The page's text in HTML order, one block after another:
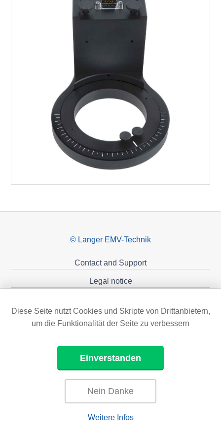
© Langer EMV-Technik
Contact and Support
Legal notice
Diese Seite nutzt Cookies und Skripte von Drittanbietern,
um die Funktionalität der Seite zu verbessern
Einverstanden
Nein Danke
Weitere Infos